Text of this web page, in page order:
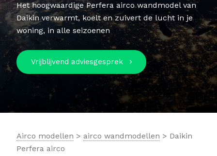
Het hoogwaardige Perfera airco wandmodel van
Daikin verwarmt, koelt en zuivert de lucht in je
woning, in alle seizoenen
Vrijblijvend adviesgesprek
Airco modellen > airco wandmodellen > Daikin
Perfera airco